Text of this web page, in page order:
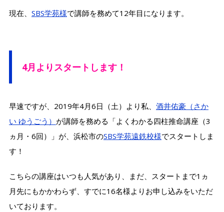
現在、 SBS学苑様で講師を務めて12年目になります。
4月よりスタートします！
早速ですが、2019年4月6日（土）より私、 酒井佑豪（さか
い ゆうごう） が講師を務める「よくわかる四柱推命講座（3
ヵ月・6回）」が、浜松市のSBS学苑遠鉄校様でスタートしま
す！
こちらの講座はいつも人気があり、まだ、スタートまで1ヵ
月先にもかかわらず、すでに16名様よりお申し込みをいただ
いております。